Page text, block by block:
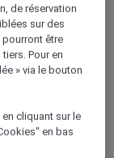
les villes
et La Haye.
une
votre
Découvrez
canaux
ou
de réservation
sur des
pourront être
Pour en
» via le bouton
cliquant sur le
en bas